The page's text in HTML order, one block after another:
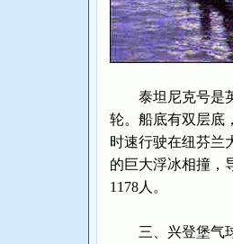
泰坦尼克号是英
轮。船底有双层底
时速行驶在纽芬兰
的巨大浮冰相撞，
1178人。
三、兴登堡气